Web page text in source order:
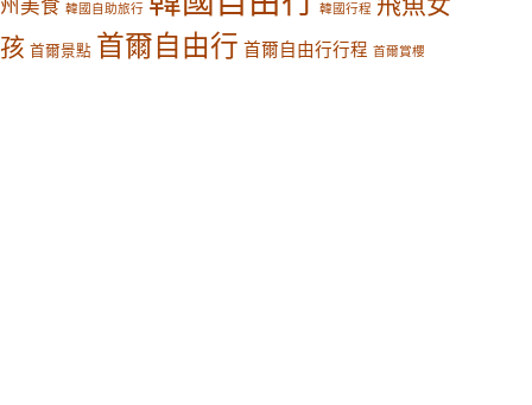
州美食 韓國自助旅行 韓國行程
孩 首爾景點 首爾自由行 首爾自由行行程 首爾賞櫻